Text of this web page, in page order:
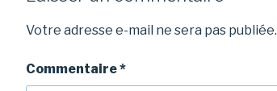
Votre adresse e-mail ne sera pas publiée.
Commentaire*